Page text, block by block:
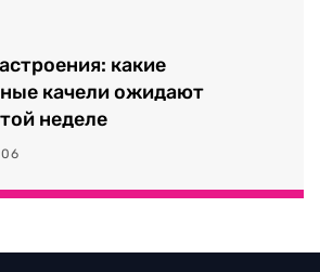
какие
качели ожидают
неделе